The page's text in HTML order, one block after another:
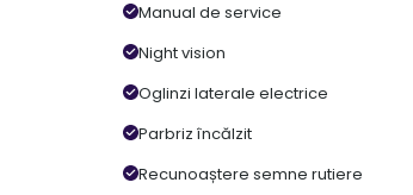
Manual de service
Night vision
Oglinzi laterale electrice
Parbriz încălzit
Recunoaștere semne rutiere